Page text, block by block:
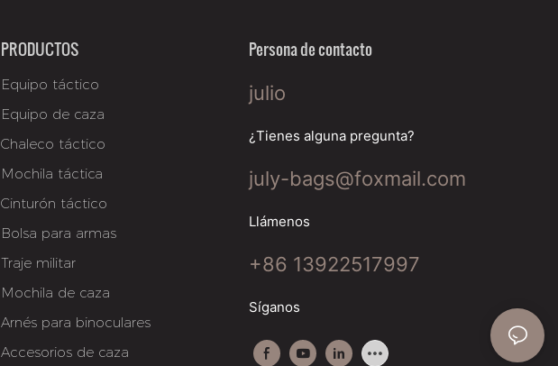
PRODUCTOS
Equipo táctico
Equipo de caza
Chaleco táctico
Mochila táctica
Cinturón táctico
Bolsa para armas
Traje militar
Mochila de caza
Arnés para binoculares
Accesorios de caza
Persona de contacto
julio
¿Tienes alguna pregunta?
july-bags@foxmail.com
Llámenos
+86 13922517997
Síganos